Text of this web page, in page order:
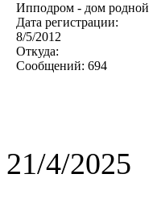
Ипподром - дом родной
Дата регистрации:
8/5/2012
Откуда:
Сообщений: 694
21/4/2025